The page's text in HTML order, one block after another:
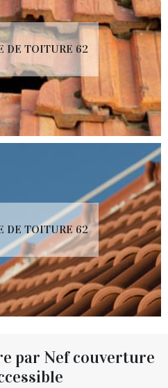
DE TOITURE 62
DE TOITURE 62
par Nef couverture